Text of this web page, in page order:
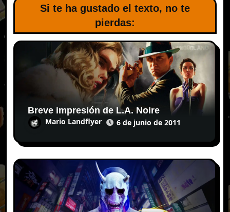
Si te ha gustado el texto, no te
pierdas:
Breve impresión de L.A. Noire
Mario Landflyer 6 de junio de 2011